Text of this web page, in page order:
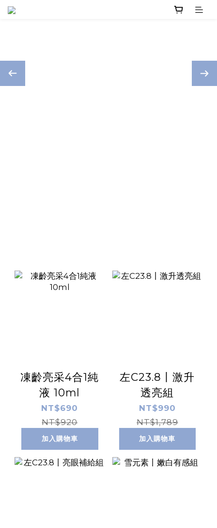
凍齡亮采4合1純
液 10ml
NT$690
NT$920
加入購物車
左C23.8丨激升
透亮組
NT$990
NT$1,789
加入購物車